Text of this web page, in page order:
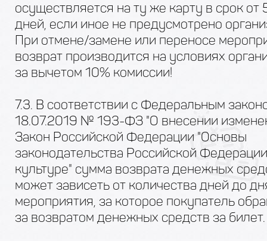
осуществляется на ту же карту в срок от
дней, если иное не предусмотрено
При отмене/замене или переносе
возврат производится на условиях
за вычетом 10% комиссии!
7.3. В соответствии с Федеральным
18.07.2019 № 193-ФЗ "О внесении
Закон Российской Федерации "Основы
законодательства Российской
культуре" сумма возврата денежных
может зависеть от количества дней до
мероприятия, за которое покупатель
за возвратом денежных средств за билет.